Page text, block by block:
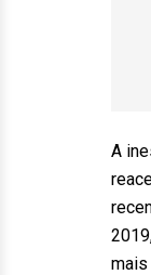
A
mais